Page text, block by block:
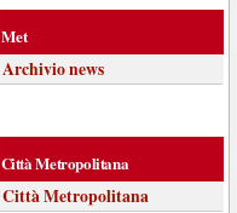
Met
Archivio news
Città Metropolitana
Città Metropolitana